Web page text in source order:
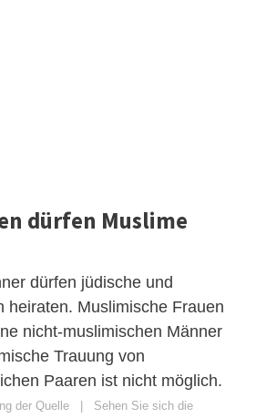
dürfen Muslime
dürfen jüdische und
heiraten. Muslimische Frauen
nicht-muslimischen Männer
Trauung von
Paaren ist nicht möglich.
der Quelle | Sehen Sie sich die